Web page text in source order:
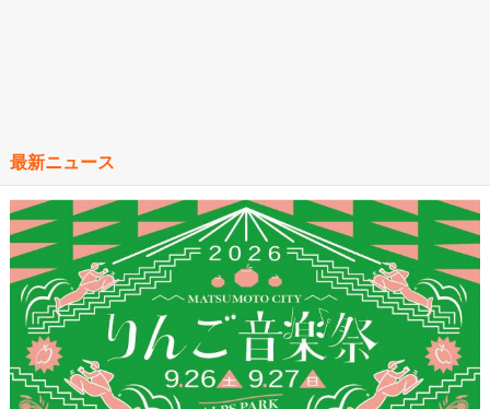
最新ニュース